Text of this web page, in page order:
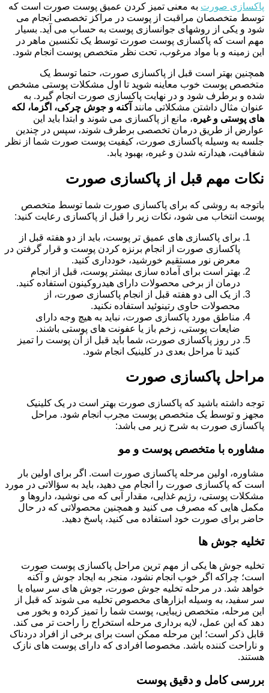
پاکسازی صورت به معنی تمیز کردن عمیق پوست صورت است که
توسط متخصصان مراقبت از پوست در مراکز تخصصی انجام می
شود و یکی از روشهای جوانسازی پوست به حساب می آید. بسیار
مهم است که پاکسازی پوست صورت توسط یک تکنسین ماهر در
این زمینه و با مواد مرغوب، تحت نظر متخصص پوست انجام شود.
همچنین بهتر است قبل از پاکسازی صورت، حتما توسط یک
متخصص پوست خوب معاینه شوید تا اول مشکلات پوستی مشخص
شده و برطرف شود و در نهایت پاکسازی صورت انجام گیرد. به
عنوان مثال داشتن مشکلاتی مانند آکنه و جوش چرکی، اگزما، لکه
های پوستی و غیره، مانع از پاکسازی می‌ شوند و ابتدا باید این
عوارض از طریق درمان تخصصی برطرف شوند، سپس در چندین
جلسه به وسیله پاکسازی صورت، کیفیت پوست صورت شما از نظر
شفافیت، هیدارته شدن و غیره، بهبود یابد.
نکات مهم قبل از پاکسازی صورت
باتوجه به روشی که برای پاکسازی صورت شما توسط متخصص
پوست انتخاب می‌ شود، نکات زیر را قبل از پاکسازی رعایت کنید:
برای پاکسازی‌ های عمیق‌ تر پوست، باید از دو هفته قبل از
پاکسازی صورت از انجام برنزه کردن پوست و قرار گرفتن در
معرض نور مستقیم خورشید، خودداری کنید.
بهتر است برای آماده‌ سازی بیشتر پوست، قبل از انجام
درمان از برخی محصولات دارای هیدروکینون استفاده کنید.
از یک الی دو هفته قبل از انجام پاکسازی صورت، از
محصولات حاوی رتینوئید استفاده نکنید.
مناطق مورد پاکسازی صورت، نباید به‌ هیچ‌ وجه دارای
ضایعات پوستی، زخم باز یا عفونت‌ های پوستی باشند.
در روز پاکسازی صورت، شما باید قبل از آن پوست را تمیز
کنید تا مراحل بعدی در کلینیک انجام شود.
مراحل پاکسازی صورت
توجه داشته باشید که پاکسازی صورت بهتر است در یک کلینیک
مجهز و توسط یک متخصص پوست مجرب انجام شود. مراحل
پاکسازی صورت به شرح زیر می باشد:
مشاوره با متخصص پوست و مو
مشاوره، اولین مرحله پاکسازی صورت است. اگر برای اولین بار
است که پاکسازی صورت را انجام می دهید، باید به سؤالاتی در مورد
مشکلات پوستی، رژیم غذایی، مقدار آبی که می نوشید، داروها و
مکمل هایی که مصرف می کنید و همچنین محصولاتی که در حال
حاضر برای صورت خود استفاده می کنید، پاسخ دهید.
تخلیه جوش ها
تخلیه جوش ها یکی از مهم ترین مراحل پاکسازی پوست صورت
است؛ چراکه اگر خوب انجام نشود، منجر به ایجاد جوش و آکنه
خواهد شد. در مرحله تخلیه جوش صورت، جوش های سر سیاه یا
سر سفید، به وسیله ابزارهای مخصوص تخلیه می شوند که قبل از
این مرحله، متخصص زیبایی، پوست شما را تمیز کرده و بخور می
دهد که این عمل، لایه برداری مرحله استخراج را راحت تر می کند.
قابل ذکر است؛ این مرحله ممکن است برای برخی از افراد دردناک
و ناراحت کننده باشد. مخصوصا افرادی که دارای پوست های نازک
هستند.
بررسی کامل و دقیق پوست